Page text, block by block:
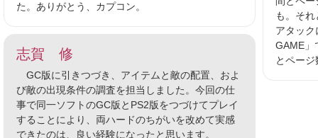
た。ありがとう、カプコン。
も。そ
アタッ
GAME」
とペー
志賀 修
GC版に引きつづき、アイテムと敵の配置、およ
び敵の出現条件の調査を担当しました。今回の仕
事で同一ソフトのGC版とPS2版をつづけてプレイ
することにより、両ハードのちがいを改めて実感
できたのは、良い経験になったと思います。